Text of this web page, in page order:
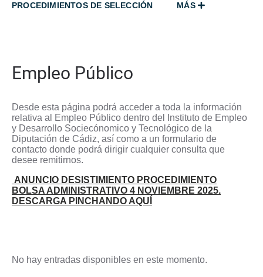
MÁS
PROCEDIMIENTOS DE SELECCIÓN
Empleo Público
Desde esta página podrá acceder a toda la información
relativa al Empleo Público dentro del Instituto de Empleo
y Desarrollo Sociecónomico y Tecnológico de la
Diputación de Cádiz, así como a un formulario de
contacto donde podrá dirigir cualquier consulta que
desee remitirnos.
ANUNCIO DESISTIMIENTO PROCEDIMIENTO
BOLSA ADMINISTRATIVO 4 NOVIEMBRE 2025.
DESCARGA PINCHANDO AQUÍ
No hay entradas disponibles en este momento.